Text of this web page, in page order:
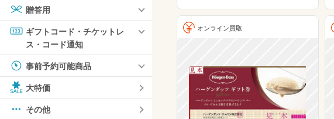
贈答用
ギフトコード・チケットレ
ス・コード通知
事前予約可能商品
大特価
その他
オンライン買取